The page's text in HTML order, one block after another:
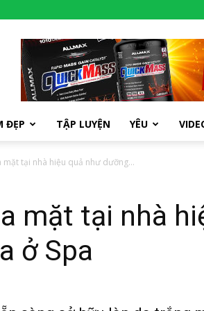
ĐẸP TẬP LUYỆN YÊU
mặt tại nhà hiệu quả như dưỡng...
mặt tại nhà
ở Spa